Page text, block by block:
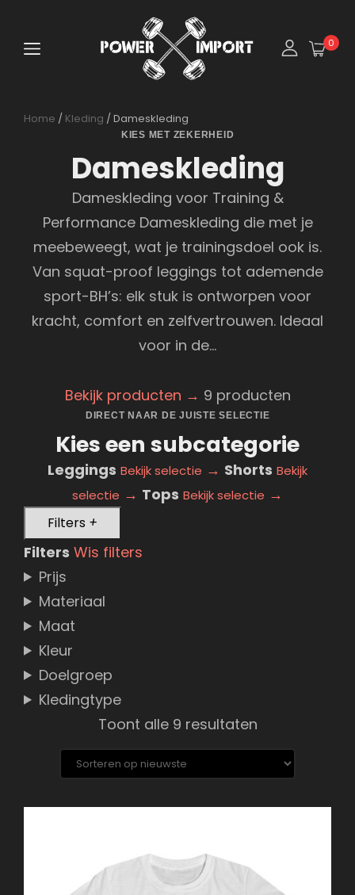
0
Home / Kleding / Dameskleding
KIES MET ZEKERHEID
Dameskleding
Dameskleding voor Training &
Performance Dameskleding die met je
meebeweegt, wat je trainingsdoel ook is.
Van squat-proof leggings tot ademende
sport-BH’s: elk stuk is ontworpen voor
kracht, comfort en zelfvertrouwen. Ideaal
voor in de…
Bekijk producten → 9 producten
DIRECT NAAR DE JUISTE SELECTIE
Kies een subcategorie
Leggings Bekijk selectie → Shorts Bekijk
selectie → Tops Bekijk selectie →
Filters +
Filters Wis filters
Prijs
Materiaal
Maat
Kleur
Doelgroep
Kledingtype
Toont alle 9 resultatenGesorteerd
op
nieuwste